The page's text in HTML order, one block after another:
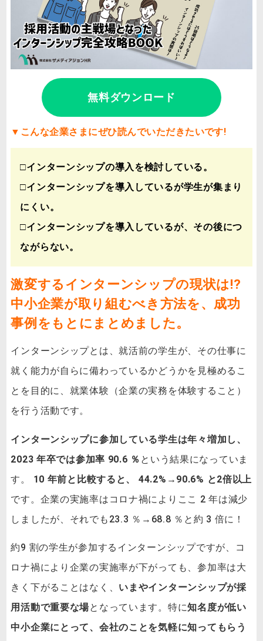
無料ダウンロード
▼ こんな企業さまにぜひ読んでいただきたいです!
□インターンシップの導入を検討している。
□インターンシップを導入しているが学生が集まり
にくい。
□インターンシップを導入しているが、その後につ
ながらない。
激変するインターンシップの現状は!?
中小企業が取り組むべき方法を、成功
事例をもとにまとめました。
インターンシップとは、就活前の学生が、その仕事に
就く能力が自らに備わっているかどうかを見極めるこ
とを目的に、就業体験（企業の実務を体験すること）
を行う活動です。
インターンシップに参加している学生は年々増加し、
2023 年卒では参加率 90.6 ％ という結果になっていま
す。 10 年前と比較すると、 44.2%→90.6% と2倍以上
です。企業の実施率はコロナ禍によりここ 2 年は減少
しましたが、それでも23.3 ％→68.8 ％と約 3 倍に！
約9 割の学生が参加するインターンシップですが、コ
ロナ禍により企業の実施率が下がっても、参加率は大
きく下がることはなく、 いまやインターンシップが採
用活動で重要な場となっています。特に知名度が低い
中小企業にとって、会社のことを気軽に知ってもらう